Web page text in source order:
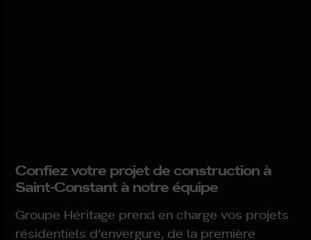
Confiez votre projet de construction à
Saint-Constant à notre équipe
Groupe Héritage prend en charge vos projets
résidentiels d’envergure, de la première